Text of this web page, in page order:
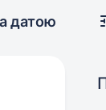
датою